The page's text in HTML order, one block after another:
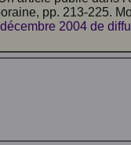
pp. 213-225.
2004 de